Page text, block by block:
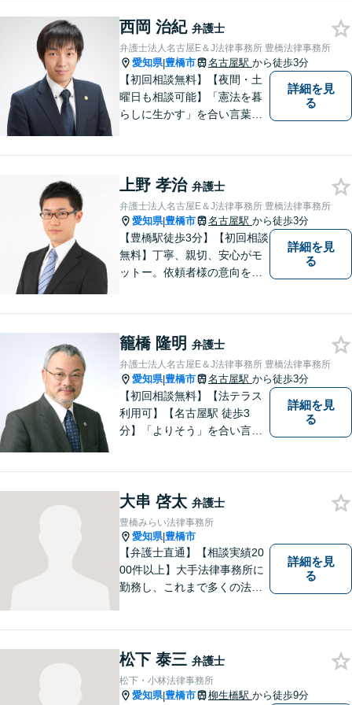
西岡 治紀 弁護士
弁護士法人名古屋E＆J法律事務所 豊橋法律事務所
愛知県|豊橋市 名古屋駅 から徒歩3分
【初回相談無料】【夜間・土
曜日も相談可能】「憲法を暮
らしに生かす」を合い言葉
がら、尽力させていただきま
すので、お気軽にお問い合わ
せ下さい。
詳細を見
る
上野 孝治 弁護士
弁護士法人名古屋E＆J法律事務所 豊橋法律事務所
愛知県|豊橋市 名古屋駅 から徒歩3分
【豊橋駅徒歩3分】【初回相談
無料】丁寧、親切、安心がモ
ットー。依頼者様の意向を深
を明るい未来へと導きます。
まずは無料相談をご利用くだ
さい。
詳細を見
る
籠橋 隆明 弁護士
弁護士法人名古屋E＆J法律事務所 豊橋法律事務所
愛知県|豊橋市 名古屋駅 から徒歩3分
【初回相談無料】【法テラス
利用可】【名古屋駅 徒歩3
分】「よりそう」を合い言葉
応対をさせていただきます。
お気軽にご相談ください。
詳細を見
る
大串 啓太 弁護士
豊橋みらい法律事務所
愛知県|豊橋市
【弁護士直通】【相談実績20
00件以上】大手法律事務所に
勤務し、これまで多くの法律
軽にお電話ください。
詳細を見
る
松下 泰三 弁護士
松下・小林法律事務所
愛知県|豊橋市 柳生橋駅 から徒歩9分